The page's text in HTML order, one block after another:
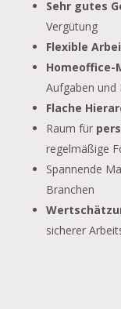
Sehr gutes
Vergütung
Flexible
Homeoffice-
Aufgaben und
Flache
Raum für
regelmäßige
Spannende
Branchen
sicherer